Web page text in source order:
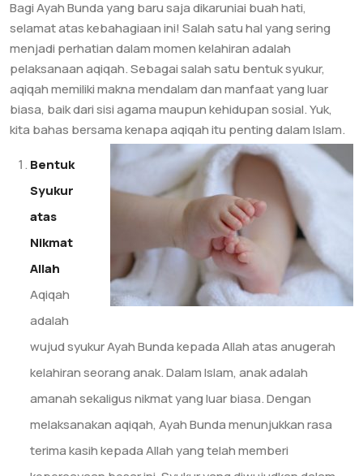
Bagi Ayah Bunda yang baru saja dikaruniai buah hati,
selamat atas kebahagiaan ini! Salah satu hal yang sering
menjadi perhatian dalam momen kelahiran adalah
pelaksanaan aqiqah. Sebagai salah satu bentuk syukur,
aqiqah memiliki makna mendalam dan manfaat yang luar
biasa, baik dari sisi agama maupun kehidupan sosial. Yuk,
kita bahas bersama kenapa aqiqah itu penting dalam Islam.
Bentuk
Syukur
atas
Nikmat
Allah
Aqiqah
adalah
wujud syukur Ayah Bunda kepada Allah atas anugerah
kelahiran seorang anak. Dalam Islam, anak adalah
amanah sekaligus nikmat yang luar biasa. Dengan
melaksanakan aqiqah, Ayah Bunda menunjukkan rasa
terima kasih kepada Allah yang telah memberi